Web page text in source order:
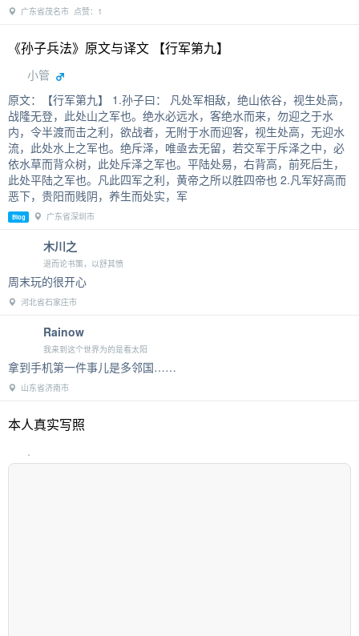
广东省茂名市 点赞：1
《孙子兵法》原文与译文 【行军第九】
小管
原文：【行军第九】 1.孙子曰： 凡处军相敌，绝山依谷，视生处高，
战隆无登，此处山之军也。绝水必远水，客绝水而来，勿迎之于水
内，令半渡而击之利，欲战者，无附于水而迎客，视生处高，无迎水
流，此处水上之军也。绝斥泽，唯亟去无留，若交军于斥泽之中，必
依水草而背众树，此处斥泽之军也。平陆处易，右背高，前死后生，
此处平陆之军也。凡此四军之利，黄帝之所以胜四帝也 2.凡军好高而
恶下，贵阳而贱阴，养生而处实，军
Blog 广东省深圳市
木川之
退而论书策，以舒其愤
周末玩的很开心
河北省石家庄市
Rainow
我来到这个世界为的是看太阳
拿到手机第一件事儿是多邻国……
山东省济南市
本人真实写照
.